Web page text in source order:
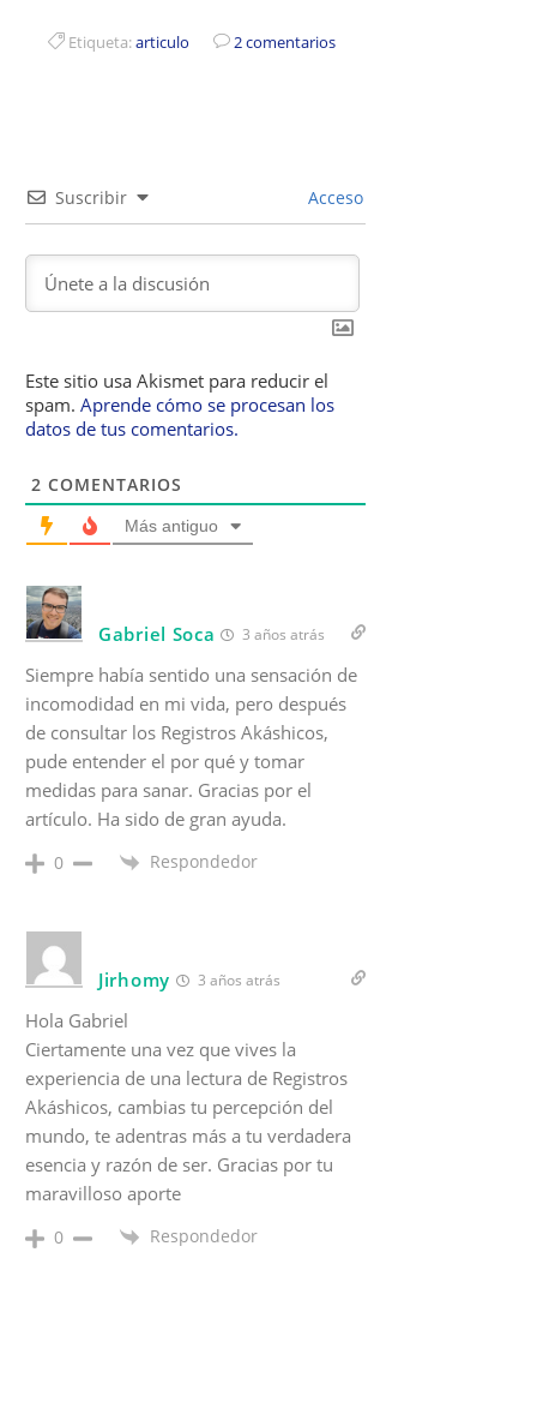
Etiqueta:articulo 2 comentarios
Suscribir Acceso
Este sitio usa Akismet para reducir el
spam. Aprende cómo se procesan los
datos de tus comentarios.
2 COMENTARIOS
Más antiguo
Gabriel Soca 3 años atrás
Siempre había sentido una sensación de
incomodidad en mi vida, pero después
de consultar los Registros Akáshicos,
pude entender el por qué y tomar
medidas para sanar. Gracias por el
artículo. Ha sido de gran ayuda.
0 Respondedor
Jirhomy 3 años atrás
Hola Gabriel
Ciertamente una vez que vives la
experiencia de una lectura de Registros
Akáshicos, cambias tu percepción del
mundo, te adentras más a tu verdadera
esencia y razón de ser. Gracias por tu
maravilloso aporte
0 Respondedor